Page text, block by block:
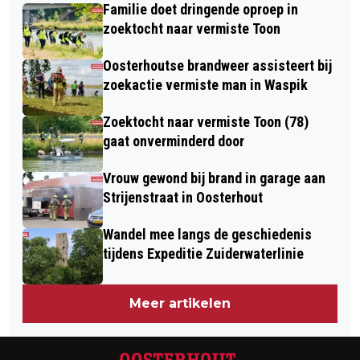
GROOTSCHALIGE FLITSMARATHON IN
ONZE REGIO
Familie doet dringende oproep in
zoektocht naar vermiste Toon
Oosterhoutse brandweer assisteert bij
zoekactie vermiste man in Waspik
Zoektocht naar vermiste Toon (78)
gaat onverminderd door
Vrouw gewond bij brand in garage aan
Strijenstraat in Oosterhout
Wandel mee langs de geschiedenis
tijdens Expeditie Zuiderwaterlinie
Meer artikelen